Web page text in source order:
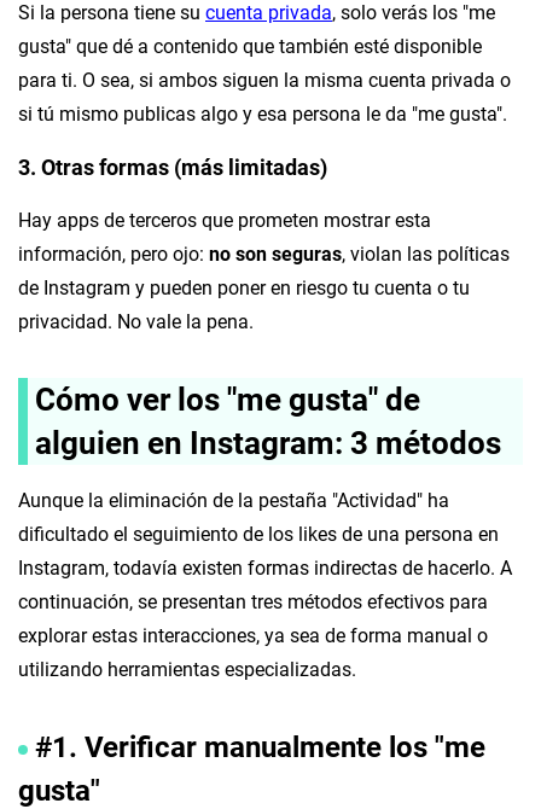
Si la persona tiene su cuenta privada, solo verás los "me
gusta" que dé a contenido que también esté disponible
para ti. O sea, si ambos siguen la misma cuenta privada o
si tú mismo publicas algo y esa persona le da "me gusta".
3. Otras formas (más limitadas)
Hay apps de terceros que prometen mostrar esta
información, pero ojo: no son seguras, violan las políticas
de Instagram y pueden poner en riesgo tu cuenta o tu
privacidad. No vale la pena.
Cómo ver los "me gusta" de
alguien en Instagram: 3 métodos
Aunque la eliminación de la pestaña "Actividad" ha
dificultado el seguimiento de los likes de una persona en
Instagram, todavía existen formas indirectas de hacerlo. A
continuación, se presentan tres métodos efectivos para
explorar estas interacciones, ya sea de forma manual o
utilizando herramientas especializadas.
#1. Verificar manualmente los "me
gusta"